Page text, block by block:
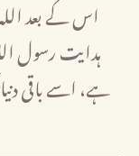
اس کے بعد اللہ
ہدایت رسول
ہے، اسے باقی